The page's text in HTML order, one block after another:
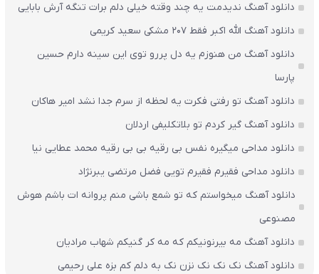
دانلود آهنگ ندیدمت یه چند وقته خیلی دلم برات تنگه آرش بابایی
دانلود آهنگ الله اکبر فقط 207 مشکی سعید کریمی
دانلود آهنگ من هنوزم یه دل پررو توی این سینه دارم حسین
پارسا
دانلود آهنگ تو رفتی فکرت یه لحظه از سرم جدا نشد امیر هاکان
دانلود آهنگ گیر کردم تو بلاتکلیفی اردلان
دانلود مداحی میگیره نفس بی رقیه بی بی رقیه محمد عطایی نیا
دانلود مداحی فقیرم فقیرم تویی فضل مرتضی یبرنژاد
دانلود آهنگ میخواستم که تو شمع باشی منم پروانه ات باشم هوش
مصنوعی
دانلود آهنگ مه بیرنونیکم که مه کر گنیکم شهاب مرادیان
دانلود آهنگ نک نک نک نزن نک به دلم کم بزه علی رحیمی